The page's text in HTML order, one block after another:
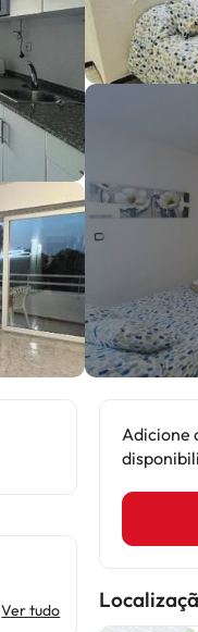
Ver tudo
Adicione